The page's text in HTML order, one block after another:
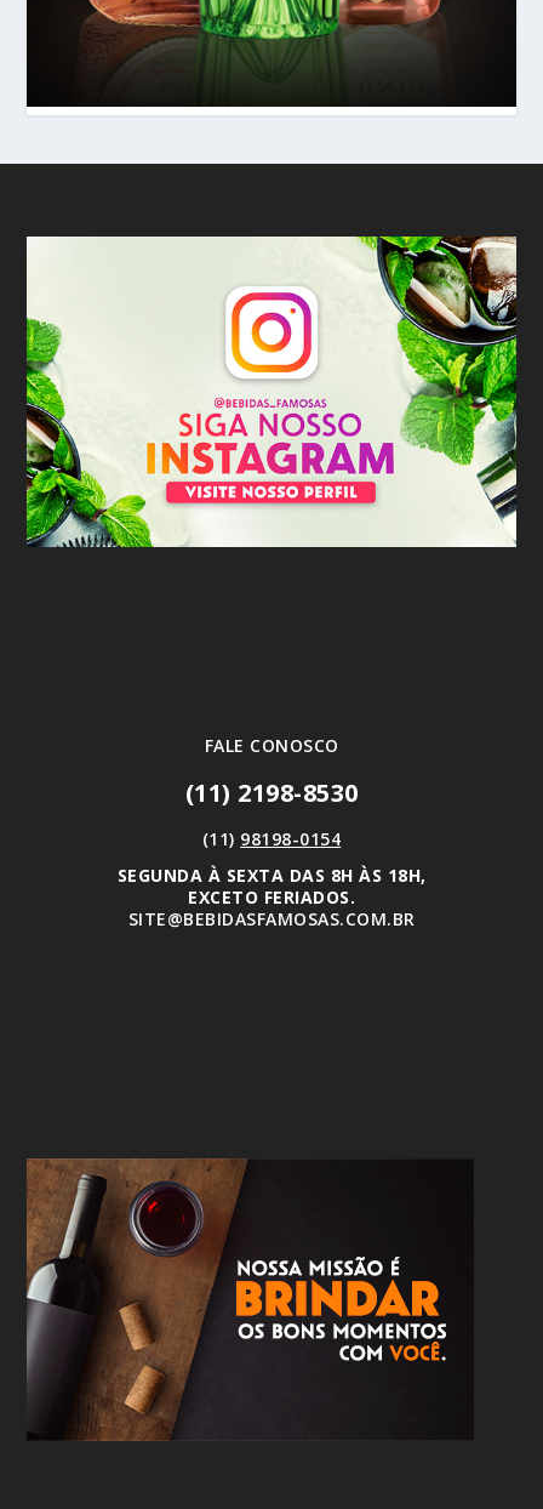
FALE CONOSCO
(11) 2198-8530
(11) 98198-0154
SEGUNDA À SEXTA DAS 8H ÀS 18H,
EXCETO FERIADOS.
SITE@BEBIDASFAMOSAS.COM.BR